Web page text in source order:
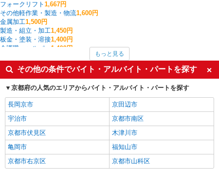
フォークリフト 1,667円
その他軽作業・製造・物流1,600円
金属加工1,500円
製造・組立・加工1,450円
板金・塗装・溶接1,400円
介護職・ヘルパー 1,400円
建物管理・設備管理・マンション管理員1,400円
入出庫・商品管理・検品・検査 1,381円
一般・営業事務 1,350円
梱包・仕分け・ピッキング 1,305円
宇治田原町の他の職種の平均時給を見る
もっと見る
その他の条件でバイト・アルバイト・パートを探す
京都府の人気のエリアからバイト・アルバイト・パートを探す
長岡京市
京田辺市
宇治市
京都市南区
京都市伏見区
木津川市
亀岡市
福知山市
京都市右京区
京都市山科区